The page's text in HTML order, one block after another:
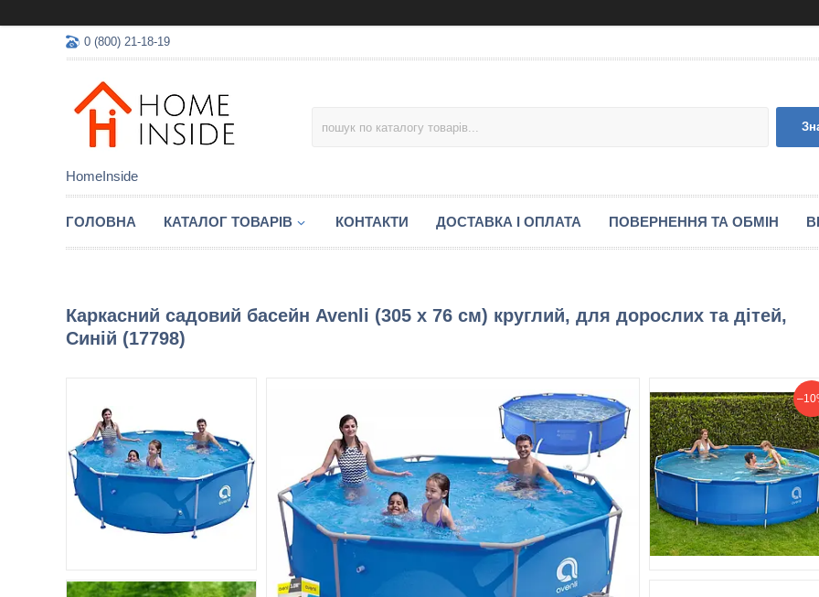
0 (800) 21-18-19
HomeInside
ГОЛОВНА КАТАЛОГ ТОВАРIВ КОНТАКТИ ДОСТАВКА І ОПЛАТА ПОВЕРНЕННЯ ТА ОБМІН
Каркасний садовий басейн Avenli (305 х 76 см) круглий, для дорослих та дітей,
Синій (17798)